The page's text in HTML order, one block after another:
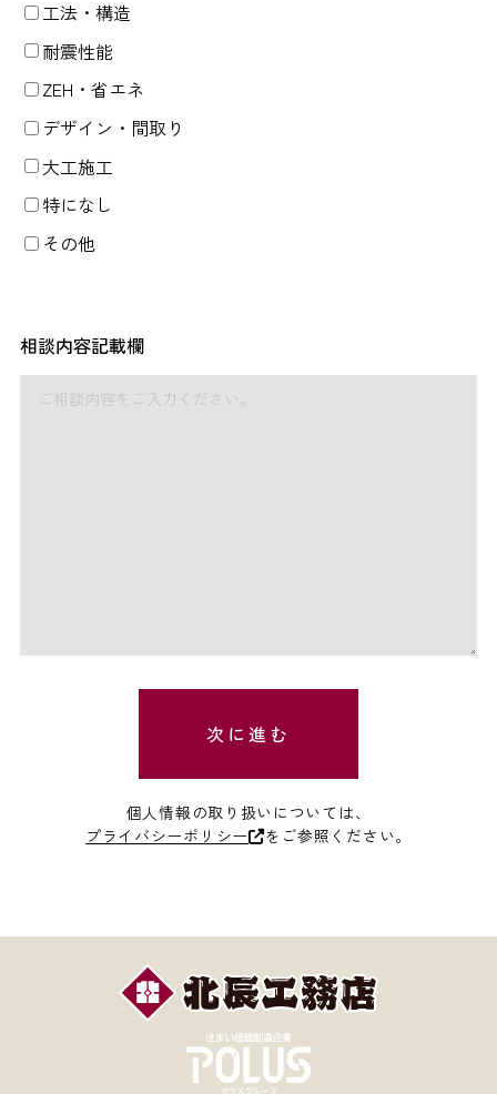
工法・構造
耐震性能
ZEH・省エネ
デザイン・間取り
大工施工
特になし
その他
相談内容記載欄
次に進む
個人情報の取り扱いについては、
プライバシーポリシー
をご参照ください。